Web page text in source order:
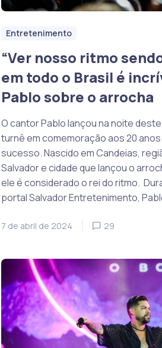
Entretenimento
“Ver nosso ritmo
em todo o Brasil é
Pablo sobre o arrocha
O cantor Pablo lançou na noite
turnê em comemoração aos 20
sucesso. Nascido em Candeias,
Salvador e cidade que lançou o
ele é considerado o rei do ritmo.
portal Salvador Entretenimento,
7 de abril de 2024 29